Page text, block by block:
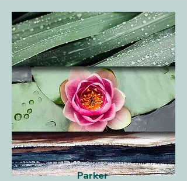
Parker